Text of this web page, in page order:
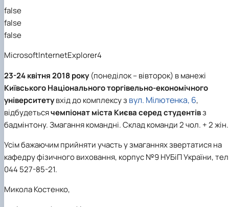
Додаткова (супровідна) інформація
Договори про співпрацю
false
false
false
MicrosoftInternetExplorer4
23-24 квітня 2018 року(понеділок – вівторок) в манежі
Київського Національного торгівельно-економічного
університетувхід до комплексу з вул. Мілютенка, 6,
відбудетьсячемпіонат міста Києва серед студентівз
бадмінтону. Змагання командні. Склад команди 2 чол. + 2 жін.
Усім бажаючим прийняти участь у змаганнях звертатися на
кафедру фізичного виховання, корпус №9 НУБіП України,
044 527-85-21.
Микола Костенко,